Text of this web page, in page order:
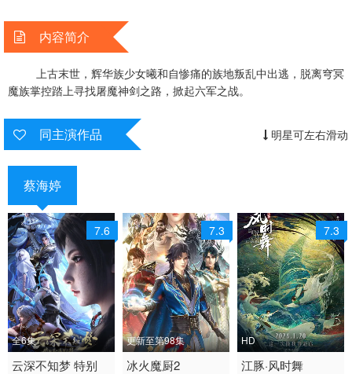
内容简介
上古末世，辉华族少女曦和自惨痛的族地叛乱中出逃，脱离穹冥
魔族掌控踏上寻找屠魔神剑之路，掀起六军之战。
同主演作品 明星可左右滑动
蔡海婷
7.6
全6集
2026 / 中国大陆 / 汉语
云深不知梦 特别
7.3
更新至第98集
2022 / 中国大陆 / 汉语
冰火魔厨2
7.3
HD
2024 / 中国大陆 / 国语
江豚·风时舞